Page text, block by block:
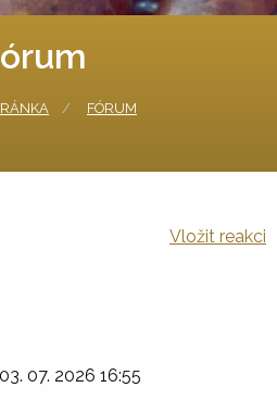
FÓRUM
Vložit reakci
03. 07. 2026 16:55